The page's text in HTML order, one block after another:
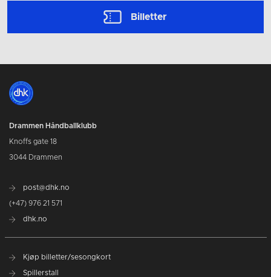
Billetter
Drammen Håndballklubb
Knoffs gate 18
3044 Drammen
post@dhk.no
(+47) 976 21 571
dhk.no
Kjøp billetter/sesongkort
Spillerstall